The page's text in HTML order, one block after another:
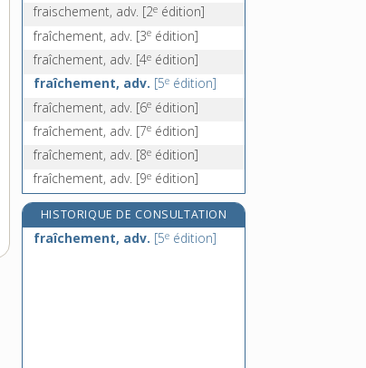
fraise [II], n. f.
fraischement, adv. [2e édition]
fraîchement, adv. [3e édition]
fraîchement, adv. [4e édition]
fraîchement, adv. [5e édition]
fraîchement, adv. [6e édition]
fraîchement, adv. [7e édition]
fraîchement, adv. [8e édition]
fraîchement, adv. [9e édition]
HISTORIQUE DE CONSULTATION
fraîchement, adv. [5e édition]